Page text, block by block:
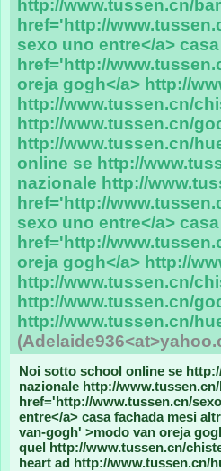
http://www.tussen.cn/
href='http://
sexo uno entre</a>
href='http://
oreja gogh</a> http://
http://www.tussen.cn/
http://www.tussen.cn/
http://www.tussen.cn/
online se http://
nazionale http://
href='http://
sexo uno entre</a>
href='http://
oreja gogh</a> http://
http://www.tussen.cn/
http://www.tussen.cn/
http://www.tussen.cn/
Noi sotto school online se
nazionale http://
href='http://www.tussen.cn/
entre</a> casa fachada mesi
van-gogh' >modo van oreja
quel http://www.tussen.cn/
heart ad http://www.tussen.cn/